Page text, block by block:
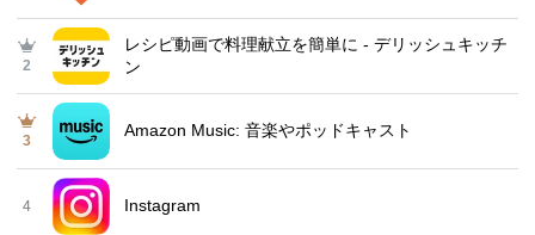
2
レシピ動画で料理献立を簡単‪に - デリッシュキッチ
ン
3
Amazon Music: 音楽やポッドキャスト
4 Instagram